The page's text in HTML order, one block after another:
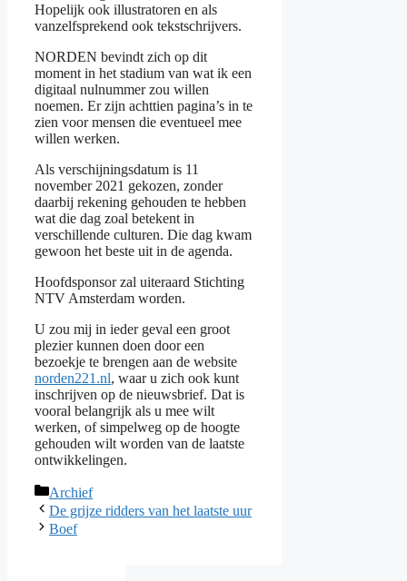
Hopelijk ook illustratoren en als
vanzelfsprekend ook tekstschrijvers.
NORDEN bevindt zich op dit
moment in het stadium van wat ik een
digitaal nulnummer zou willen
noemen. Er zijn achttien pagina’s in te
zien voor mensen die eventueel mee
willen werken.
Als verschijningsdatum is 11
november 2021 gekozen, zonder
daarbij rekening gehouden te hebben
wat die dag zoal betekent in
verschillende culturen. Die dag kwam
gewoon het beste uit in de agenda.
Hoofdsponsor zal uiteraard Stichting
NTV Amsterdam worden.
U zou mij in ieder geval een groot
plezier kunnen doen door een
bezoekje te brengen aan de website
norden221.nl, waar u zich ook kunt
inschrijven op de nieuwsbrief. Dat is
vooral belangrijk als u mee wilt
werken, of simpelweg op de hoogte
gehouden wilt worden van de laatste
ontwikkelingen.
Categories
Archief
De grijze ridders van het laatste uur
Boef